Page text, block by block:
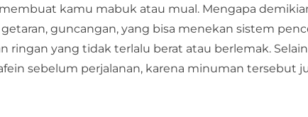
kamu mabuk atau mual. Mengapa
guncangan, yang bisa menekan sistem
ringan yang tidak terlalu berat atau berlemak.
sebelum perjalanan, karena minuman tersebut